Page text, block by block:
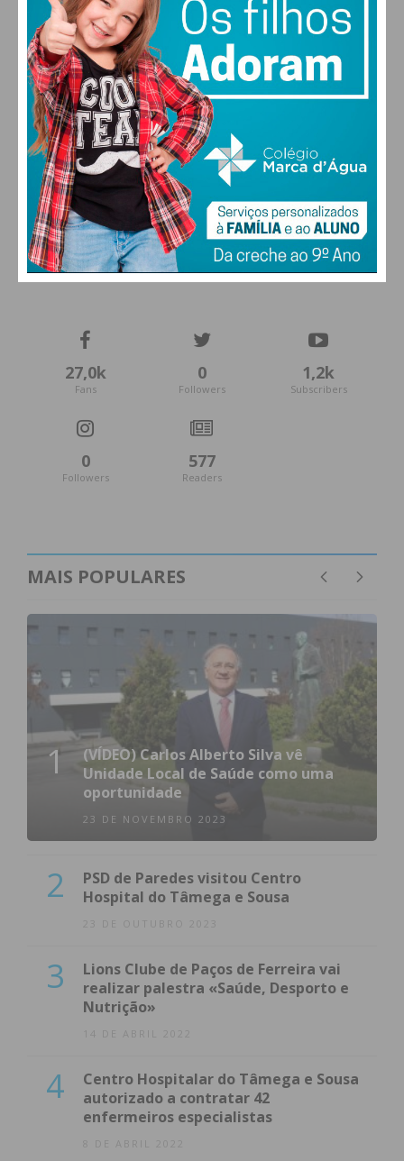
FARMACIAS DE SERVIÇO EM PAÇOS DE
FERREIRA
27,0k
Fans
0
Followers
1,2k
Subscribers
0
Followers
577
Readers
MAIS POPULARES
1
(VÍDEO) Carlos Alberto Silva vê
Unidade Local de Saúde como uma
oportunidade
23 DE NOVEMBRO 2023
2
PSD de Paredes visitou Centro
Hospital do Tâmega e Sousa
23 DE OUTUBRO 2023
3
Lions Clube de Paços de Ferreira vai
realizar palestra «Saúde, Desporto e
Nutrição»
14 DE ABRIL 2022
4
Centro Hospitalar do Tâmega e Sousa
autorizado a contratar 42
enfermeiros especialistas
8 DE ABRIL 2022